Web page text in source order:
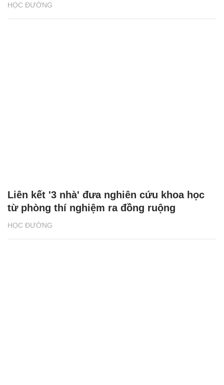
HỌC ĐƯỜNG
HỌC ĐƯỜNG
Liên kết '3 nhà' đưa nghiên cứu khoa học
từ phòng thí nghiệm ra đồng ruộng